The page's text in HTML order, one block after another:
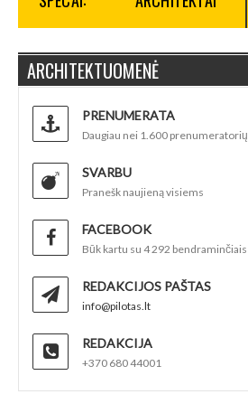
ARCHITEKTUOMENĖ
PRENUMERATA
Daugiau nei 1.600 prenumeratorių
SVARBU
Pranešk naujieną visiems
FACEBOOK
Būk kartu su 4 292 bendraminčiais
REDAKCIJOS PAŠTAS
info@pilotas.lt
REDAKCIJA
+370 680 44001